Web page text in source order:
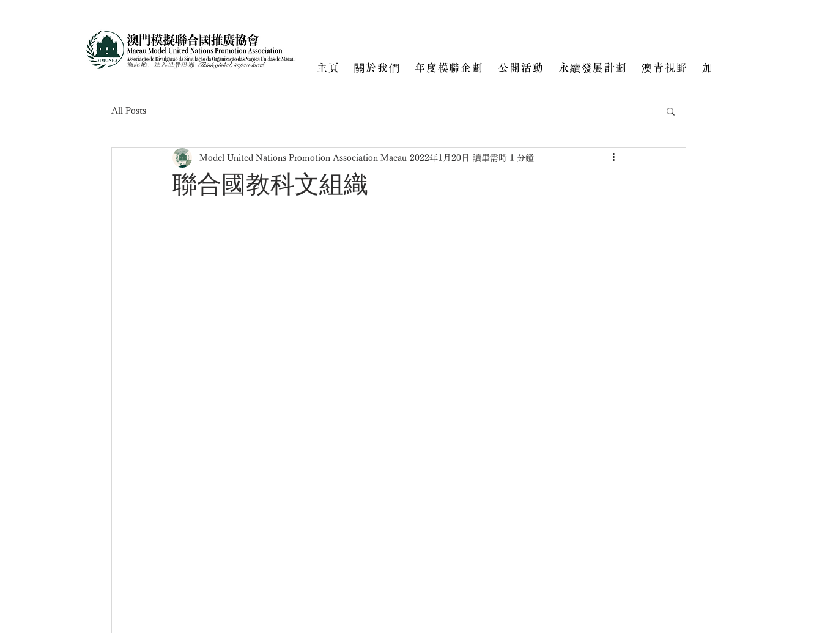
主頁 關於我們 年度模聯企劃 公開活動 永續發展計劃 澳青視野 加入我們
All Posts
聯合國教科文組織
Model United Nations Promotion Association Macau 2022年1月20日 讀畢需時 1 分鐘